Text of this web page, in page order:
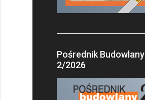
Pośrednik Budowlany
2/2026